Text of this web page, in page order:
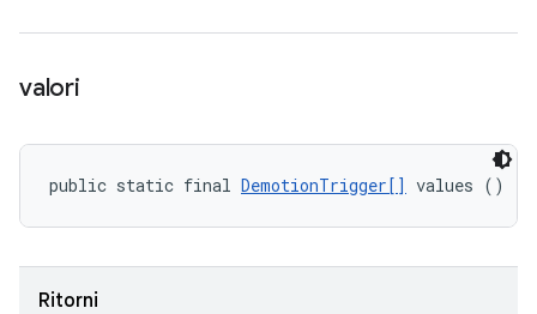
valori
public static final DemotionTrigger[] values ()
Ritorni